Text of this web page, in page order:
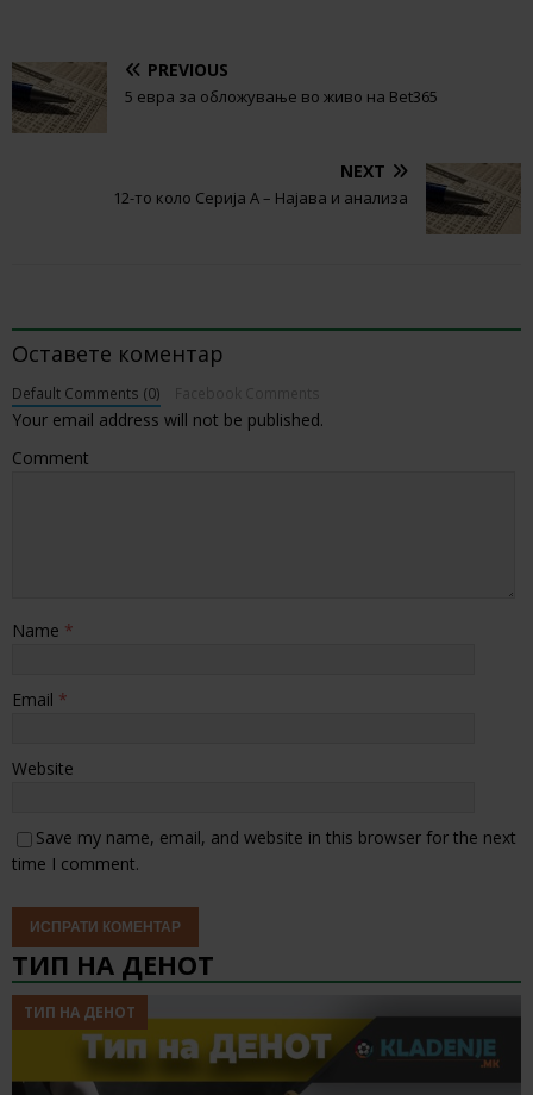
PREVIOUS
5 евра за обложување во живо на Bet365
NEXT
12-то коло Серија А – Најава и анализа
Оставете коментар
Default Comments (0)
Your email address will not be published.
Comment
Name *
Email *
Website
Save my name, email, and website in this browser for the next
time I comment.
ТИП НА ДЕНОТ
ТИП НА ДЕНОТ